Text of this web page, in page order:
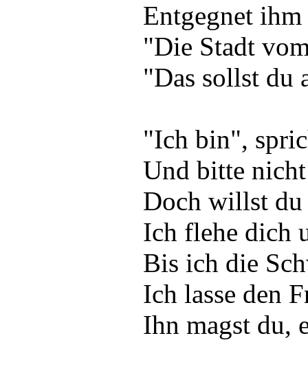
Entgegnet
"Die Stadt
"Das sollst du
"Ich bin",
Und bitte
Doch willst du
Ich flehe dich
Bis ich die
Ich lasse den
Ihn magst du,